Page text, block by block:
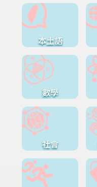
本土語
數學
社會